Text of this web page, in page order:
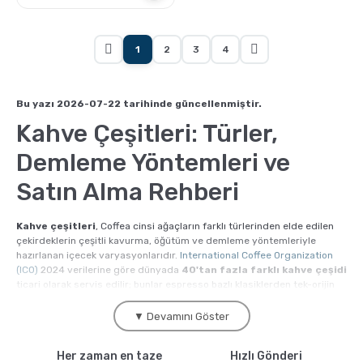
1 2 3 4
Bu yazı 2026-07-22 tarihinde güncellenmiştir.
Kahve Çeşitleri: Türler,
Demleme Yöntemleri ve
Satın Alma Rehberi
Kahve çeşitleri, Coffea cinsi ağaçların farklı türlerinden elde edilen
çekirdeklerin çeşitli kavurma, öğütüm ve demleme yöntemleriyle
hazırlanan içecek varyasyonlarıdır. International Coffee Organization
(ICO) 2024 verilerine göre dünyada 40'tan fazla farklı kahve çeşidi
ticari olarak servis edilir; bunlar espresso bazlı klasiklerden tek-orijin
filtre seçimlerine, geleneksel Türk kahvesinden soğuk demleme
alternatiflerine kadar geniş bir yelpazeye yayılır. Kahve.com kahve
çeşitleri kategorisinde, kendi roastery markamız Moliendo Coffee'nin
karşılaştırabilirsiniz.
▼ Devamını Göster
Her zaman en taze Hızlı Gönderi